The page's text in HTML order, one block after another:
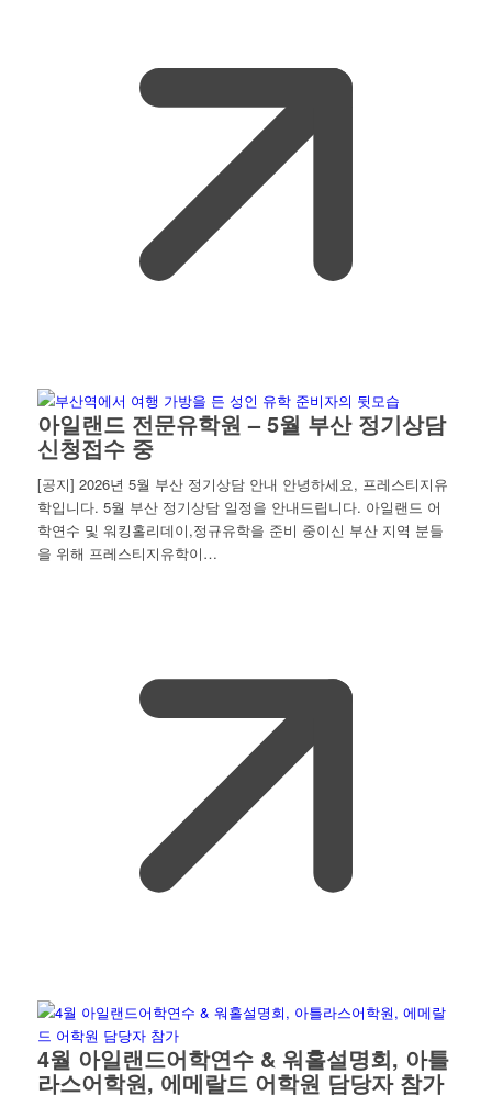
아일랜드 전문유학원 – 5월 부산 정기상담
신청접수 중
[공지] 2026년 5월 부산 정기상담 안내 안녕하세요, 프레스티지유
학입니다. 5월 부산 정기상담 일정을 안내드립니다. 아일랜드 어
학연수 및 워킹홀리데이,정규유학을 준비 중이신 부산 지역 분들
을 위해 프레스티지유학이…
4월 아일랜드어학연수 & 워홀설명회, 아틀
라스어학원, 에메랄드 어학원 담당자 참가